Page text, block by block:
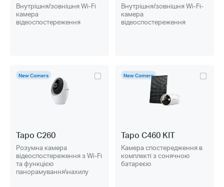
Внутрішня/зовнішня Wi-Fi
камера
відеоспостереження
Внутрішня/зовнішня Wi-Fi-
камера
відеоспостереження
New Comers
Tapo C260
Розумна камера
відеоспостереження з Wi-Fi
та функцією
панорамування\нахилу
New Comers
Tapo C460 KIT
Камера спостередження в
комплекті з сонячною
батареєю